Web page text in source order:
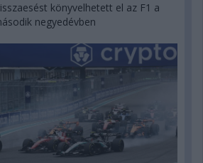
könyvelhetett el az F1 a
negyedévben